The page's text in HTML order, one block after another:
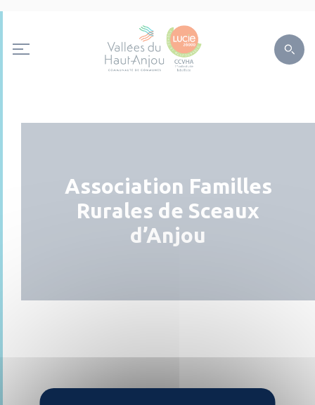
Association Familles
Rurales de Sceaux
d’Anjou